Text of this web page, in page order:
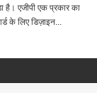
एजीपी एक प्रकार का
के लिए डिज़ाइन...